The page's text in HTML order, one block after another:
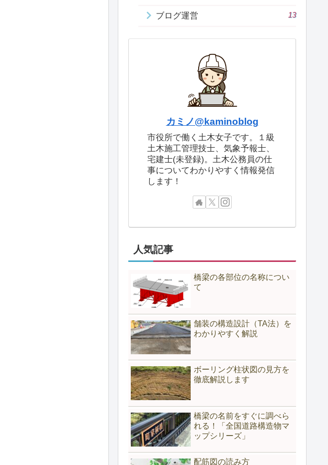
ブログ運営 13
カミノ@kaminoblog
市役所で働く土木女子です。１級
土木施工管理技士、気象予報士、
宅建士(未登録)。土木公務員の仕
事についてわかりやすく情報発信
します！
人気記事
橋梁の各部位の名称につい
て
舗装の構造設計（TA法）を
わかりやすく解説
ボーリング柱状図の見方を
徹底解説します
橋梁の名前をすぐに調べら
れる！「全国道路構造物マ
ップシリーズ」
配筋図の読み方